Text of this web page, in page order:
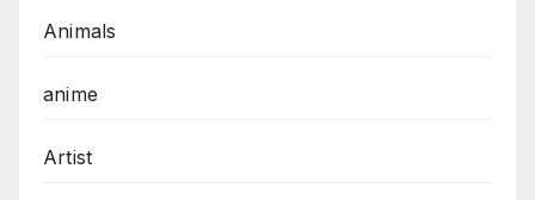
Animals
anime
Artist